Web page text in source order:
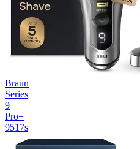
Braun
Series
9
Pro+
9517s